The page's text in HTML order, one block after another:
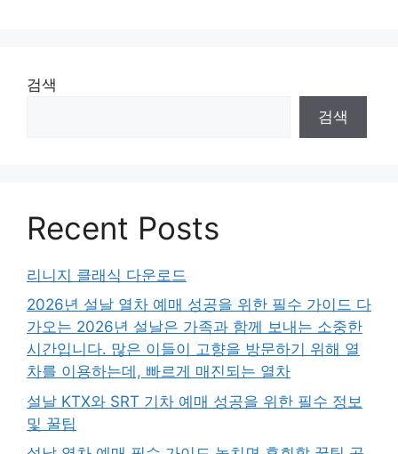
검색
검색
Recent Posts
리니지 클래식 다운로드
2026년 설날 열차 예매 성공을 위한 필수 가이드 다
가오는 2026년 설날은 가족과 함께 보내는 소중한
시간입니다. 많은 이들이 고향을 방문하기 위해 열
차를 이용하는데, 빠르게 매진되는 열차
설날 KTX와 SRT 기차 예매 성공을 위한 필수 정보
및 꿀팁